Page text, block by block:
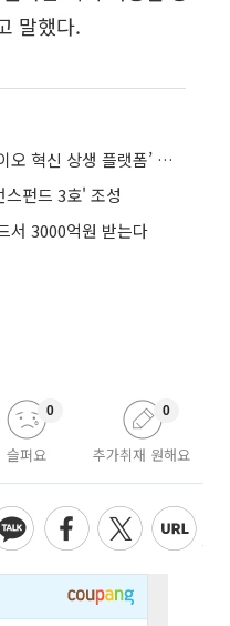
말했다.
SK바이오팜, 美 뉴저지에 ‘K-바이오 혁신 상생 플랫폼’ 개소
펀드 3호' 조성
서 3000억원 받는다
슬퍼요
0
추가취재 원해요
0